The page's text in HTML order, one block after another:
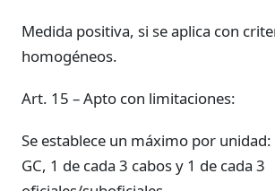
Medida positiva, si se aplica con
homogéneos.
Art. 15 – Apto con limitaciones:
Se establece un máximo por unidad:
GC, 1 de cada 3 cabos y 1 de cada 3